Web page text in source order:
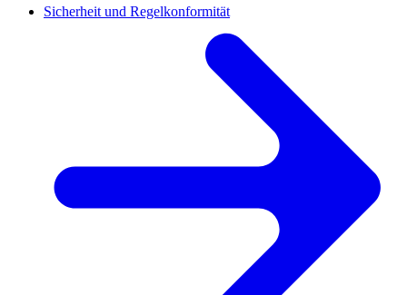
Sicherheit und Regelkonformität